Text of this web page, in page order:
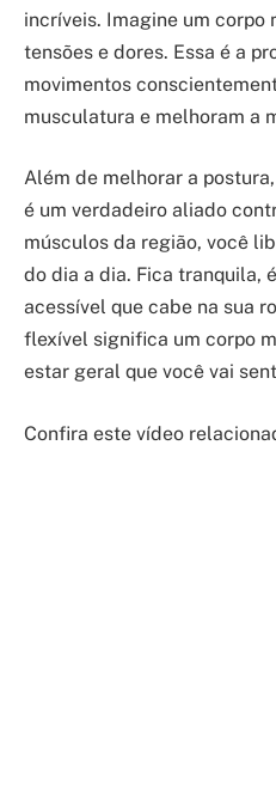
incríveis. Imagine um corpo
tensões e dores. Essa é a
movimentos
musculatura e melhoram a
Além de melhorar a
é um verdadeiro aliado
músculos da região, você
do dia a dia. Fica tranquila,
acessível que cabe na sua
flexível significa um corpo
estar geral que você vai
Confira este vídeo